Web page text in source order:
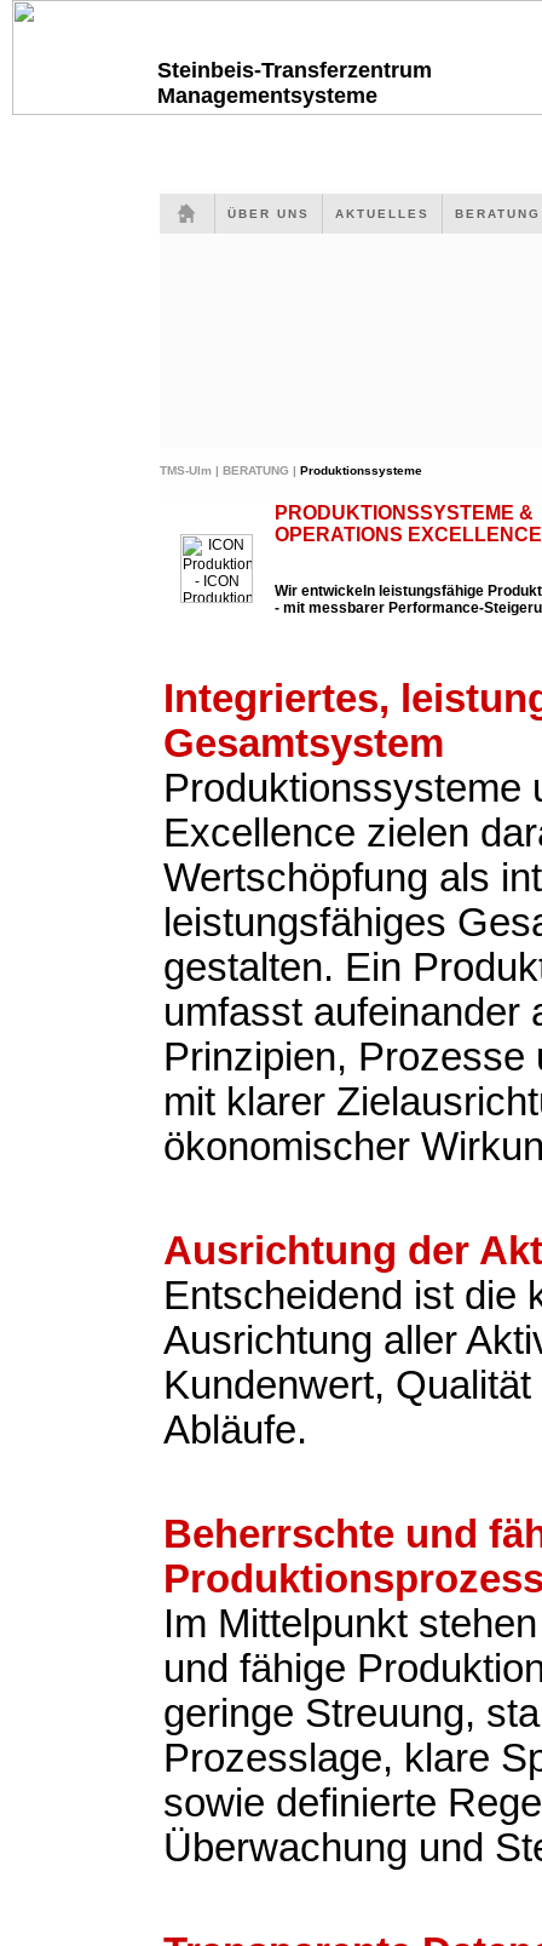
Steinbeis-Transferzentrum
Managementsysteme
ÜBER UNS AKTUELLES
TMS-Ulm | BERATUNG | Produktionssysteme
PRODUKTIONSSYSTEME &
OPERATIONS EXCELLENCE
Wir entwickeln leistungsfähige
- mit messbarer Performance-
Integriertes,
Gesamtsystem
Produktionssysteme
Excellence zielen
Wertschöpfung als
leistungsfähiges
gestalten. Ein
umfasst aufeinander
Prinzipien, Prozesse
mit klarer
ökonomischer
Ausrichtung der
Entscheidend ist die
Ausrichtung aller
Kundenwert,
Abläufe.
Beherrschte und
Im Mittelpunkt
und fähige
geringe Streuung,
Prozesslage, klare
sowie definierte
Überwachung und